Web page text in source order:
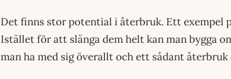
Det finns stor potential i återbruk. Ett exempel
Istället för att slänga dem helt kan man bygga
man ha med sig överallt och ett sådant